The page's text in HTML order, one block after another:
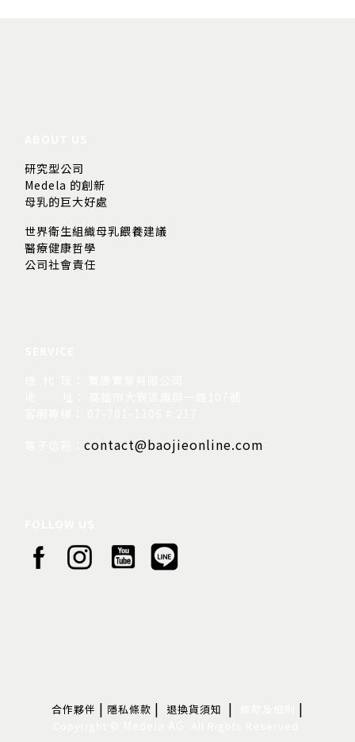
研究型公司
Medela 的創新
母乳的巨大好處
世界衛生組織母乳餵養建議
醫療健康哲學
公司社會責任
contact@baojieonline.com
合作夥伴 | 隱私條款 | 退換貨須知 | |